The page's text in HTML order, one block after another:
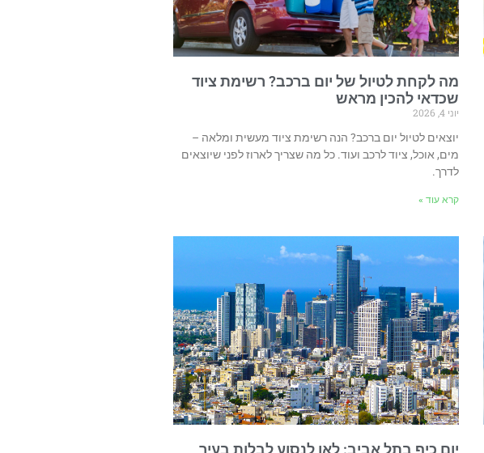
מה לקחת לטיול של יום ברכב? רשימת ציוד
שכדאי להכין מראש
יוני 4, 2026
יוצאים לטיול יום ברכב? הנה רשימת ציוד מעשית ומלאה –
מים, אוכל, ציוד לרכב ועוד. כל מה שצריך לארוז לפני שיוצאים
לדרך.
קרא עוד »
יום כיף בתל אביב: לאן לנסוע לבלות בעיר